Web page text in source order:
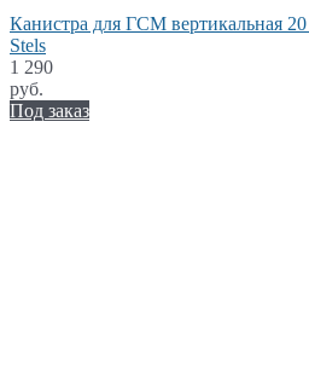
Канистра для ГСМ вертикальная 20
Stels
1 290
руб.
Под заказ